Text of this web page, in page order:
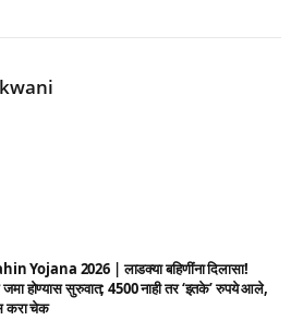
Yojana 2026 | लाडक्या बहिणींना दिलासा!
जमा होण्यास सुरुवात; 4500 नाही तर ‘इतके’ रुपये आले,
करा चेक